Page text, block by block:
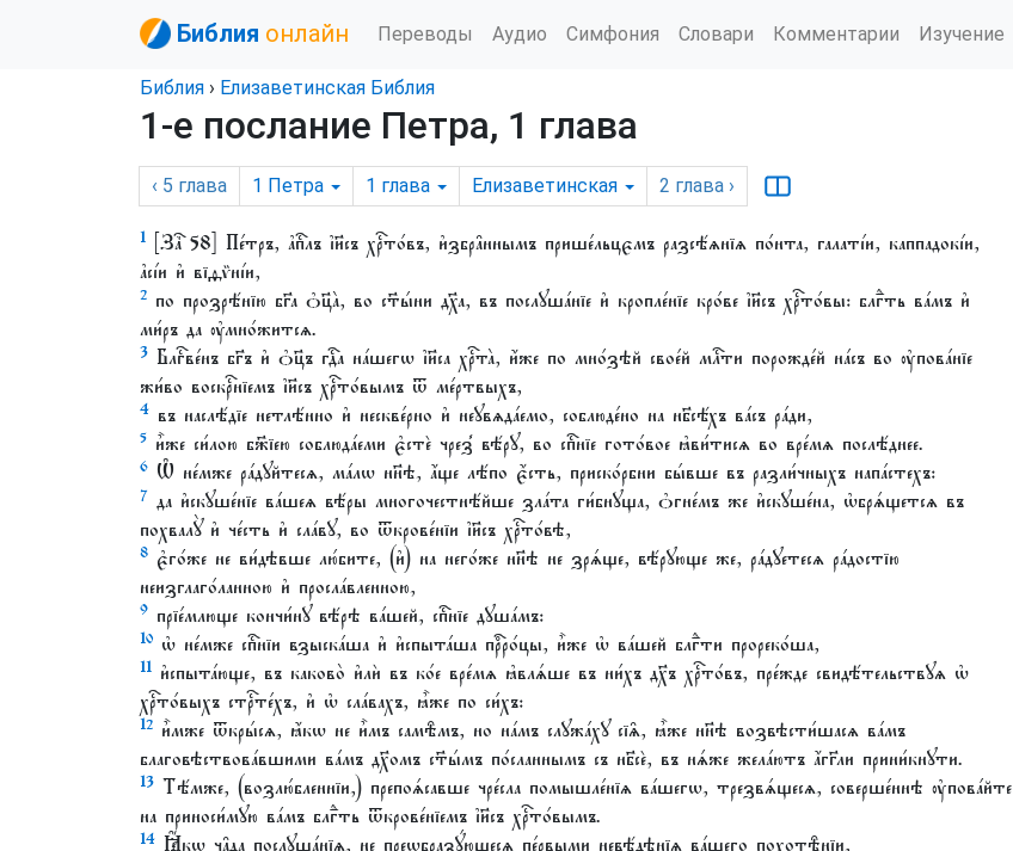
Библия онлайн Переводы Аудио Симфония Словари Комментарии Изучение
Библия › Елизаветинская Библия
1-е послание Петра, 1 глава
‹ 5 глава 1 Петра 1 глава Елизаветинская 2 глава ›
1 [Заⷱ҇ 58] Пе́тръ, а҆пⷭ҇лъ і҆и҃съ хрⷭ҇то́въ, и҆збра̑ннымъ прише́льцємъ разсѣ́ѧнїѧ по́нта, галаті́и, каппадокі́и,
а҆сі́и и҆ вїѳѷні́и,
2 по прозрѣ́нїю бг҃а ѻ҆ц҃а̀, во ст҃ы́ни дх҃а, въ послꙋша́нїе и҆ кропле́нїе кро́ве і҆и҃съ хрⷭ҇то́вы: блгⷣть ва́мъ и҆
ми́ръ да ᲂу҆мно́житсѧ.
3 Блгⷭ҇ве́нъ бг҃ъ и҆ ѻ҆ц҃ъ гдⷭ҇а на́шегѡ і҆и҃са хрⷭ҇та̀, и҆́же по мно́зѣй свое́й млⷭ҇ти порожде́й на́съ во ᲂу҆пова́нїе
жи́во воскрⷭ҇нїемъ і҆и҃съ хрⷭ҇то́вымъ ѿ ме́ртвыхъ,
4 въ наслѣ́дїе нетлѣ́нно и҆ нескве́рно и҆ неꙋвѧда́емо, соблюде́но на нб҃сѣ́хъ ва́съ ра́ди,
5 и҆̀же си́лою бж҃їею соблюда́еми є҆стѐ чрез̾ вѣ́рꙋ, во спⷭ҇нїе гото́вое ꙗ҆ви́тисѧ во вре́мѧ послѣ́днее.
6 Ѡ҆ не́мже ра́дꙋйтесѧ, ма́лѡ нн҃ѣ, а҆́ще лѣ́по є҆́сть, приско́рбни бы́вше въ разли́чныхъ напа́стехъ:
7 да и҆скꙋше́нїе ва́шеѧ вѣ́ры многочестнѣ́йше зла́та ги́бнꙋща, ѻ҆гне́мъ же и҆скꙋше́на, ѡ҆брѧ́щетсѧ въ
похвалꙋ̀ и҆ че́сть и҆ сла́вꙋ, во ѿкрове́нїи і҆и҃съ хрⷭ҇то́вѣ,
8 є҆го́же не ви́дѣвше лю́бите, (и҆) на него́же нн҃ѣ не зрѧ́ще, вѣ́рꙋюще же, ра́дꙋетесѧ ра́достїю
неизглаго́ланною и҆ просла́вленною,
9 прїе́млюще кончи́нꙋ вѣ́рѣ ва́шей, спⷭ҇нїе дꙋша́мъ:
10 ѡ҆ не́мже спⷭ҇нїи взыска́ша и҆ и҆спыта́ша прⷪ҇ро́цы, и҆̀же ѡ҆ ва́шей блгⷣти прореко́ша,
11 и҆спыта́юще, въ каково̀ и҆лѝ въ ко́е вре́мѧ ꙗ҆влѧ́ше въ ни́хъ дх҃ъ хрⷭ҇то́въ, пре́жде свидѣ́тельствꙋѧ ѡ҆
хрⷭ҇то́выхъ стрⷭ҇те́хъ, и҆ ѡ҆ сла́вахъ, ꙗ҆̀же по си́хъ:
12 и҆̀мже ѿкры́сѧ, ꙗ҆́кѡ не и҆̀мъ самѣ̑мъ, но на́мъ слꙋжа́хꙋ сїѧ̑, ꙗ҆̀же нн҃ѣ возвѣсти́шасѧ ва́мъ
благовѣствова́вшими ва́мъ дх҃омъ ст҃ы́мъ по́сланнымъ съ нб҃сѐ, въ нѧ́же жела́ютъ а҆́гг҃ли прини́кнꙋти.
13 Тѣ́мже, (возлю́бленнїи,) препоѧ́савше чре́сла помышле́нїѧ ва́шегѡ, трезвѧ́щесѧ, соверше́ннѣ ᲂу҆пова́йте
на приноси́мꙋю ва́мъ блгⷣть ѿкрове́нїемъ і҆и҃съ хрⷭ҇то́вымъ.
14 Ꙗ҆́кѡ ча̑да послꙋша́нїѧ, не преѡбразꙋ́ющесѧ пе́рвыми невѣ́дѣнїѧ ва́шего похотѣ̑нїи,